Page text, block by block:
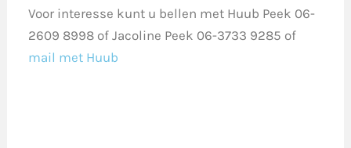
Voor interesse kunt u bellen met Huub Peek 06-
2609 8998 of Jacoline Peek 06-3733 9285 of
mail met Huub